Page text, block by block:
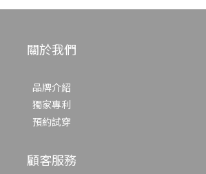
關於我們
品牌介紹
獨家專利
預約試穿
顧客服務